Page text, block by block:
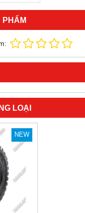
PHẨM
LOẠI
NEW